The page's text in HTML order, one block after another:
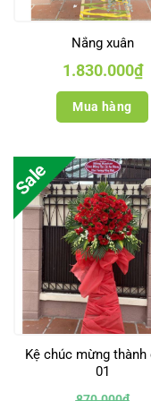
Nắng xuân
1.830.000₫
Mua hàng
Sale
Kệ chúc mừng thành
01